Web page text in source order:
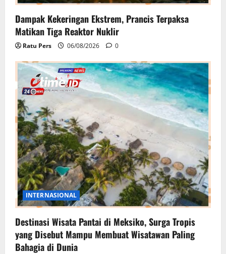
Dampak Kekeringan Ekstrem, Prancis Terpaksa
Matikan Tiga Reaktor Nuklir
Ratu Pers 06/08/2026 0
INTERNASIONAL
Destinasi Wisata Pantai di Meksiko, Surga Tropis
yang Disebut Mampu Membuat Wisatawan Paling
Bahagia di Dunia